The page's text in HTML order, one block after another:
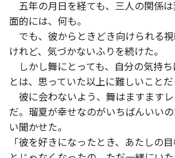
五年の月日を経ても、三人の関係
面的には、何も。
でも、彼からときどき向けられる
けれど、気づかないふりを続けた。
しかし舞にとっても、自分の気持
とは、思っていた以上に難しいことだ
彼に会わないよう、舞はますます
だ。瑠夏が幸せなのがいちばんいい
い聞かせた。
「彼を好きになったとき、あたしの